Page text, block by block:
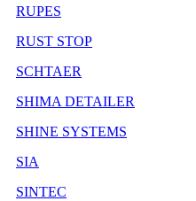
RUPES
RUST STOP
SCHTAER
SHIMA DETAILER
SHINE SYSTEMS
SIA
SINTEC